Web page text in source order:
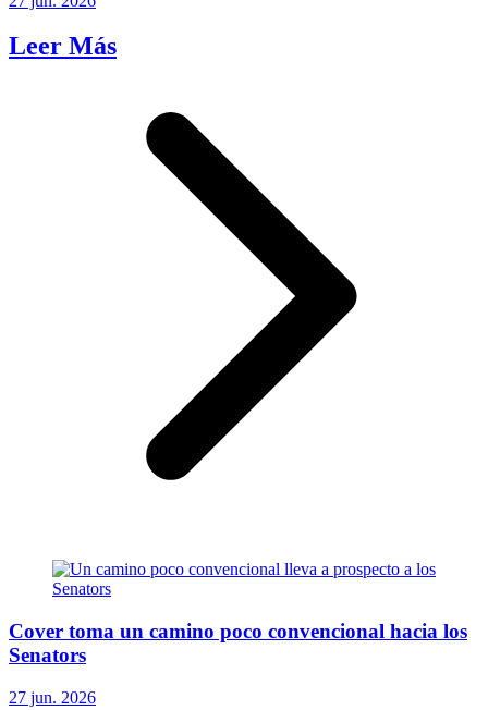
Leer Más
Cover toma un camino poco convencional hacia los
Senators
27 jun. 2026